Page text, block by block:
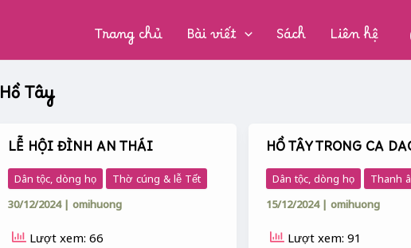
Trang chủ Bài viết Sách Liên hệ
Hồ Tây
LỄ HỘI ĐÌNH AN THÁI
Dân tộc, dòng họ
Thờ cúng & lễ Tết
30/12/2024 |omihuong
Lượt xem: 66
LỄ
HỘI
ĐÌNH
AN
HỒ TÂY TRONG CA
Dân tộc, dòng họ
Thanh
15/12/2024 |omihuong
Lượt xem: 91
HỒ
TÂY
TRONG
CA